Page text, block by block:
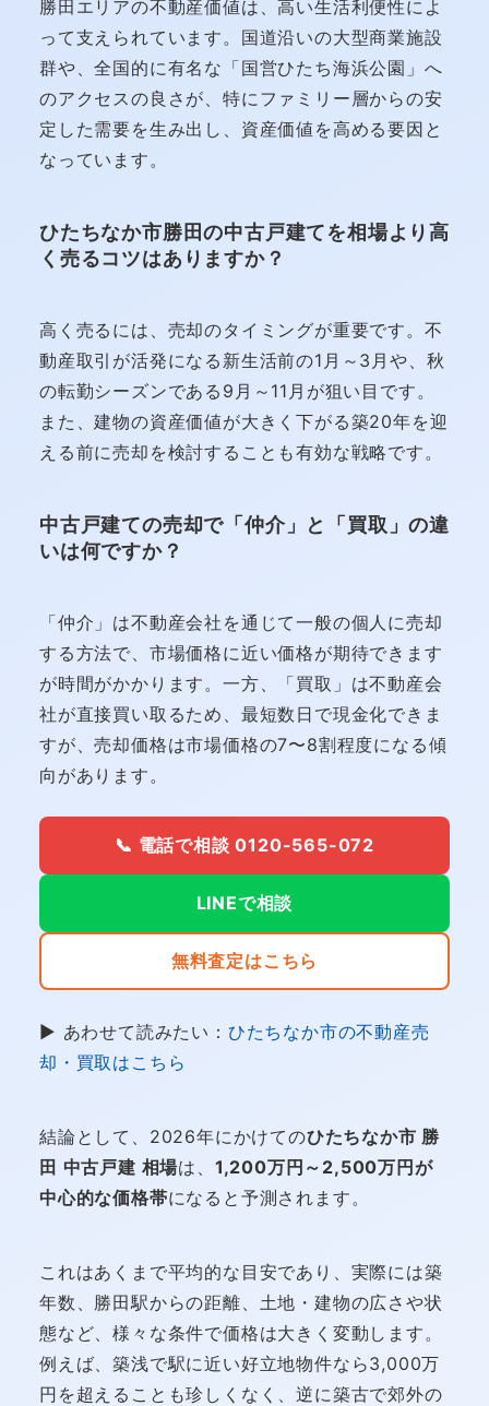
勝田エリアの不動産価値は、高い生活利便性によ
って支えられています。国道沿いの大型商業施設
群や、全国的に有名な「国営ひたち海浜公園」へ
のアクセスの良さが、特にファミリー層からの安
定した需要を生み出し、資産価値を高める要因と
なっています。
ひたちなか市勝田の中古戸建てを相場より高
く売るコツはありますか？
高く売るには、売却のタイミングが重要です。不
動産取引が活発になる新生活前の1月～3月や、秋
の転勤シーズンである9月～11月が狙い目です。
また、建物の資産価値が大きく下がる築20年を迎
える前に売却を検討することも有効な戦略です。
中古戸建ての売却で「仲介」と「買取」の違
いは何ですか？
「仲介」は不動産会社を通じて一般の個人に売却
する方法で、市場価格に近い価格が期待できます
が時間がかかります。一方、「買取」は不動産会
社が直接買い取るため、最短数日で現金化できま
すが、売却価格は市場価格の7〜8割程度になる傾
向があります。
📞 電話で相談 0120-565-072
LINEで相談
無料査定はこちら
▶ あわせて読みたい： ひたちなか市の不動産売
却・買取はこちら
結論として、2026年にかけてのひたちなか市 勝
田 中古戸建 相場は、 1,200万円～2,500万円が
中心的な価格帯になると予測されます。
これはあくまで平均的な目安であり、実際には築
年数、勝田駅からの距離、土地・建物の広さや状
態など、様々な条件で価格は大きく変動します。
例えば、築浅で駅に近い好立地物件なら3,000万
円を超えることも珍しくなく、逆に築古で郊外の